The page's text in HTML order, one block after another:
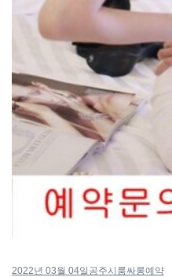
2022년 03월 04일 공주시룸싸롱예약